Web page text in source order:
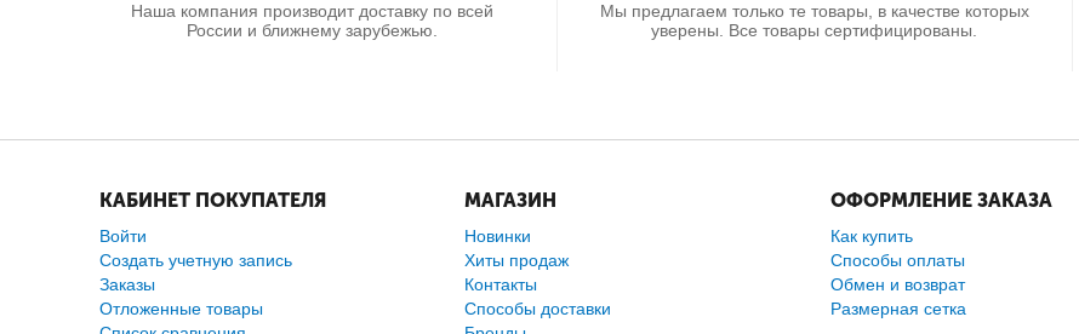
Наша компания производит доставку по всей
России и ближнему зарубежью.
Мы предлагаем только те товары, в качестве которых
уверены. Все товары сертифицированы.
КАБИНЕТ ПОКУПАТЕЛЯ
Войти
Создать учетную запись
Заказы
Отложенные товары
МАГАЗИН
Новинки
Хиты продаж
Контакты
Способы доставки
ОФОРМЛЕНИЕ ЗАКАЗА
Как купить
Способы оплаты
Обмен и возврат
Размерная сетка